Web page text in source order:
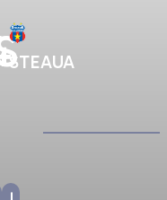
STEAUA